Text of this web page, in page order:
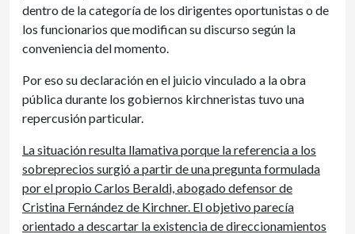
dentro de la categoría de los dirigentes oportunistas o de
los funcionarios que modifican su discurso según la
conveniencia del momento.
Por eso su declaración en el juicio vinculado a la obra
pública durante los gobiernos kirchneristas tuvo una
repercusión particular.
La situación resulta llamativa porque la referencia a los
sobreprecios surgió a partir de una pregunta formulada
por el propio Carlos Beraldi, abogado defensor de
Cristina Fernández de Kirchner. El objetivo parecía
orientado a descartar la existencia de direccionamientos